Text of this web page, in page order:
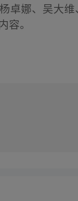
卓娜、吴大
。